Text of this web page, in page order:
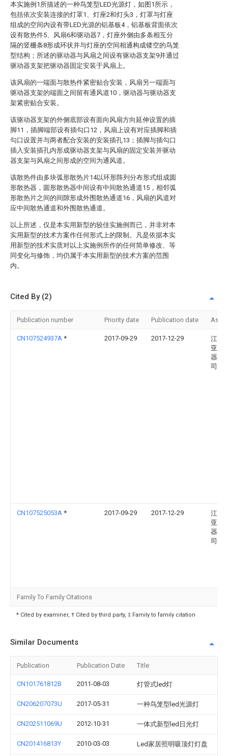
本实施例1所描述的一种鸟笼型LED光源灯，如图1所示，
包括依次安装连接的灯罩1、灯座2和灯头3，灯罩与灯座
组成的空间内设有带LED光源的铝基板4，铝基板背面依次
设有散热件5、风扇6和驱动器7，灯座外侧由多条相互分
隔的竖栅条8形成环状并与灯座的空间相通构成镂空的鸟笼
型结构；所述的驱动器与风扇之间设有驱动器支架9并通过
驱动器支架把驱动器固定安装于风扇上。
该风扇的一端面与散热件紧密贴合安装，风扇另一端面与
驱动器支架的端面之间留有通风道10，驱动器与驱动器支
架紧密贴合安装。
该驱动器支架的外侧底部设有面向风扇方向延伸设置的插
脚11，插脚端部设有插勾口12，风扇上设有对应插脚和插
勾口设置并与两者配合安装的安装插孔13；插脚与插勾口
插入安装插孔内形成驱动器支架与风扇的固定安装并驱动
器支架与风扇之间形成的空间为通风道。
该散热件由多块弧形散热片14以环形阵列分布形式组成圆
形散热器，圆形散热器中间设有中间散热通道15，相邻弧
形散热片之间的间隙形成外围散热通道16，风扇的风道对
应中间散热通道和外围散热通道。
以上所述，仅是本实用新型的较佳实施例而已，并非对本
实用新型的技术方案作任何形式上的限制。凡是依据本实
用新型的技术实质对以上实施例所作的任何简单修改、等
同变化与修饰，均仍属于本实用新型的技术方案的范围
内。
Cited By (2)
Publication number Priority date Publication date
CN107524937A * 2017-09-29 2017-12-29
江门
亚照
器有
司
CN107525053A * 2017-09-29 2017-12-29
江门
亚照
器有
司
Family To Family Citations
* Cited by examiner, † Cited by third party, ‡ Family to family citation
Similar Documents
Publication Publication Date Title
CN101761812B 2011-08-03 灯管式led灯
CN206207073U 2017-05-31 一种鸟笼型led光源灯
CN202511069U 2012-10-31 一体式新型led日光灯
CN201416813Y 2010-03-03 Led家居照明吸顶灯灯盘